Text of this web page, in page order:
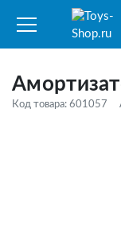
Код товара: 601057